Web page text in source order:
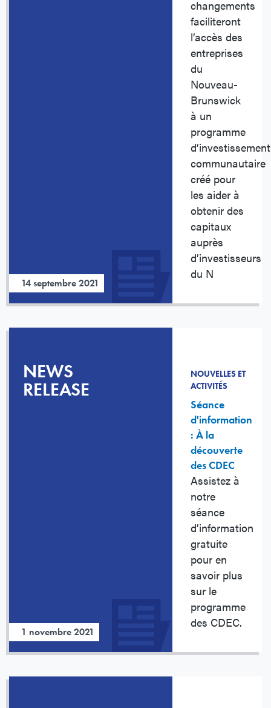
14 septembre 2021
changements
faciliteront
l’accès des
entreprises
du
Nouveau-
Brunswick
à un
programme
d’investissement
communautaire
créé pour
les aider à
obtenir des
capitaux
auprès
d’investisseurs
du N
NEWS
RELEASE
1 novembre 2021
NOUVELLES ET
ACTIVITÉS
Séance
d'information
: À la
découverte
des CDEC
Assistez à
notre
séance
d’information
gratuite
pour en
savoir plus
sur le
programme
des CDEC.